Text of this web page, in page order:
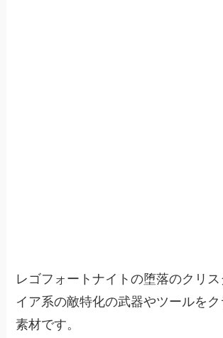
レゴフォートナイトの堕落のクリ
イア系の敵特化の武器やツールを
素材です。